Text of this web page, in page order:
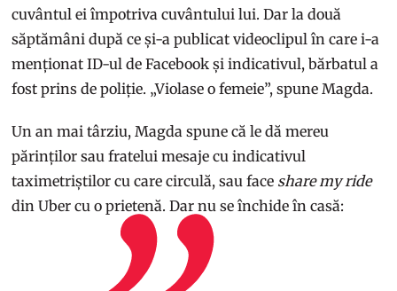
cuvântul ei împotriva cuvântului lui. Dar la două
săptămâni după ce și-a publicat videoclipul în care i-a
menționat ID-ul de Facebook și indicativul, bărbatul a
fost prins de poliție. „Violase o femeie”, spune Magda.
Un an mai târziu, Magda spune că le dă mereu
părinților sau fratelui mesaje cu indicativul
taximetriștilor cu care circulă, sau face share my ride
din Uber cu o prietenă. Dar nu se închide în casă: